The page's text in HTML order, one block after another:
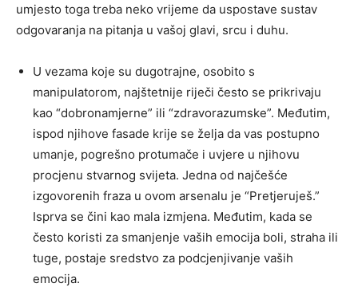
umjesto toga treba neko vrijeme da uspostave sustav
odgovaranja na pitanja u vašoj glavi, srcu i duhu.
U vezama koje su dugotrajne, osobito s
manipulatorom, najštetnije riječi često se prikrivaju
kao “dobronamjerne” ili “zdravorazumske”. Međutim,
ispod njihove fasade krije se želja da vas postupno
umanje, pogrešno protumače i uvjere u njihovu
procjenu stvarnog svijeta. Jedna od najčešće
izgovorenih fraza u ovom arsenalu je “Pretjeruješ.”
Isprva se čini kao mala izmjena. Međutim, kada se
često koristi za smanjenje vaših emocija boli, straha ili
tuge, postaje sredstvo za podcjenjivanje vaših
emocija.